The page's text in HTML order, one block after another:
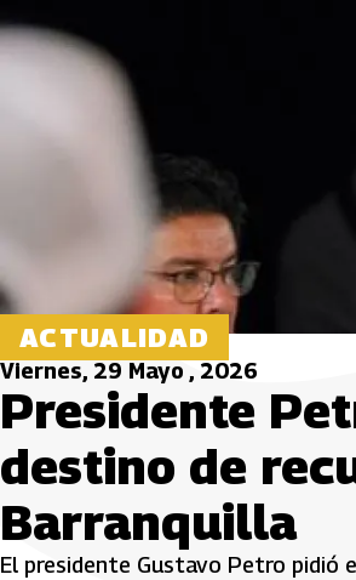
ACTUALIDAD
Viernes, 29 Mayo , 2026
Presidente
destino de
Barranquilla
El presidente Gustavo Petro pidió